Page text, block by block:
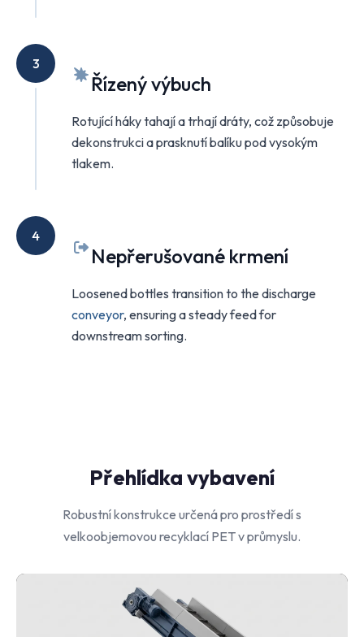
3
Řízený výbuch
Rotující háky tahají a trhají dráty, což způsobuje
dekonstrukci a prasknutí balíku pod vysokým
tlakem.
4
Nepřerušované krmení
Loosened bottles transition to the discharge
conveyor, ensuring a steady feed for
downstream sorting.
Přehlídka vybavení
Robustní konstrukce určená pro prostředí s
velkoobjemovou recyklací PET v průmyslu.